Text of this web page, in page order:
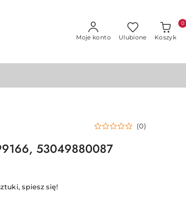
Moje konto Ulubione Koszyk
0
(0)
53049880087
spiesz się!